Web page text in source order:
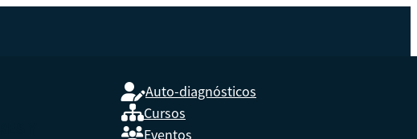
Auto-diagnósticos
Cursos
Eventos